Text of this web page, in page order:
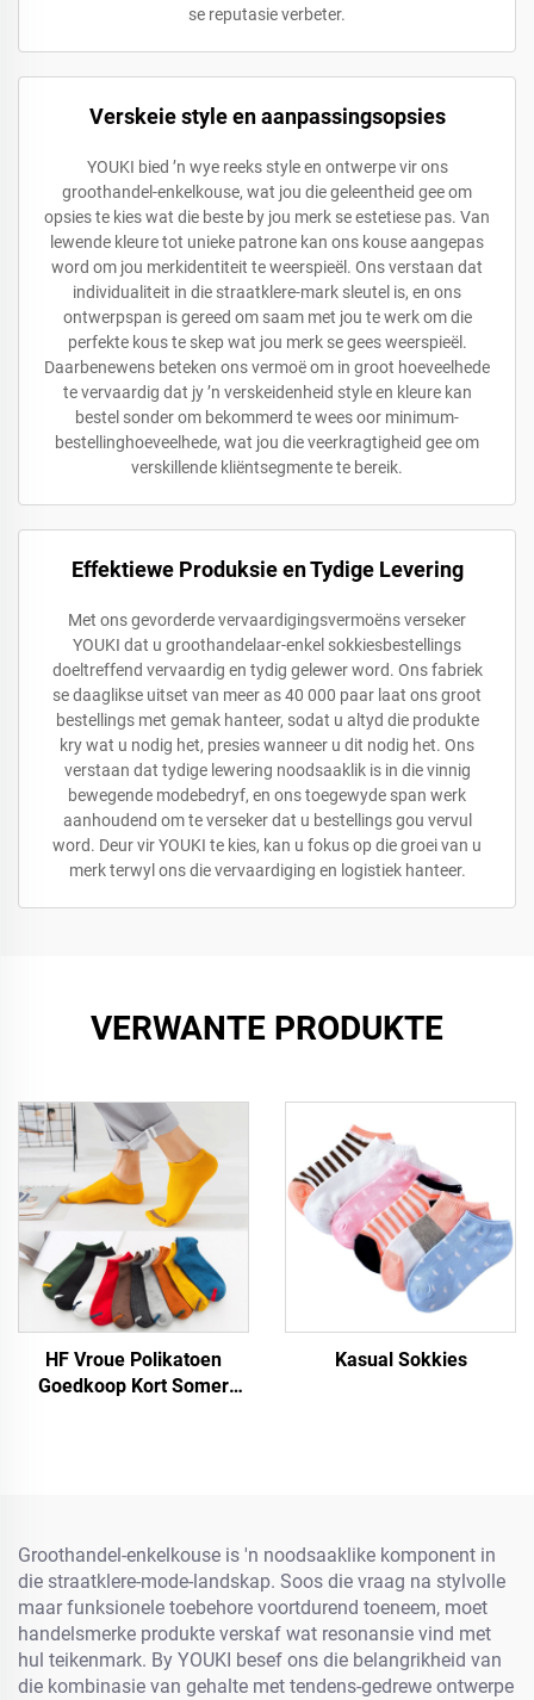
se reputasie verbeter.
Verskeie style en aanpassingsopsies
YOUKI bied ’n wye reeks style en ontwerpe vir ons
groothandel-enkelkouse, wat jou die geleentheid gee om
opsies te kies wat die beste by jou merk se estetiese pas. Van
lewende kleure tot unieke patrone kan ons kouse aangepas
word om jou merkidentiteit te weerspieël. Ons verstaan dat
individualiteit in die straatklere-mark sleutel is, en ons
ontwerpspan is gereed om saam met jou te werk om die
perfekte kous te skep wat jou merk se gees weerspieël.
Daarbenewens beteken ons vermoë om in groot hoeveelhede
te vervaardig dat jy ’n verskeidenheid style en kleure kan
bestel sonder om bekommerd te wees oor minimum-
bestellinghoeveelhede, wat jou die veerkragtigheid gee om
verskillende kliëntsegmente te bereik.
Effektiewe Produksie en Tydige Levering
Met ons gevorderde vervaardigingsvermoëns verseker
YOUKI dat u groothandelaar-enkel sokkiesbestellings
doeltreffend vervaardig en tydig gelewer word. Ons fabriek
se daaglikse uitset van meer as 40 000 paar laat ons groot
bestellings met gemak hanteer, sodat u altyd die produkte
kry wat u nodig het, presies wanneer u dit nodig het. Ons
verstaan dat tydige lewering noodsaaklik is in die vinnig
bewegende modebedryf, en ons toegewyde span werk
aanhoudend om te verseker dat u bestellings gou vervul
word. Deur vir YOUKI te kies, kan u fokus op die groei van u
merk terwyl ons die vervaardiging en logistiek hanteer.
VERWANTE PRODUKTE
HF Vroue Polikatoen
Goedkoop Kort Somer
Kasual Sokkies
Groothandel-enkelkouse is 'n noodsaaklike komponent in
die straatklere-mode-landskap. Soos die vraag na stylvolle
maar funksionele toebehore voortdurend toeneem, moet
handelsmerke produkte verskaf wat resonansie vind met
hul teikenmark. By YOUKI besef ons die belangrikheid van
die kombinasie van gehalte met tendens-gedrewe ontwerpe